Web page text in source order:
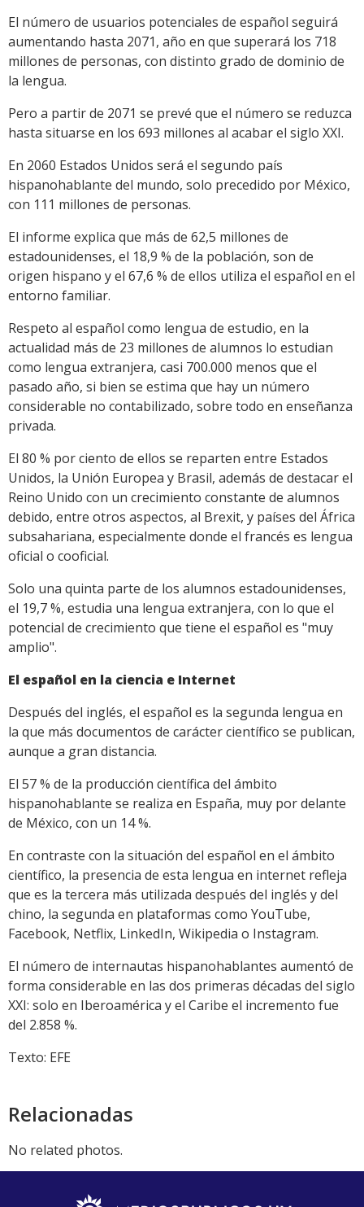
El número de usuarios potenciales de español seguirá
aumentando hasta 2071, año en que superará los 718
millones de personas, con distinto grado de dominio de
la lengua.
Pero a partir de 2071 se prevé que el número se reduzca
hasta situarse en los 693 millones al acabar el siglo XXI.
En 2060 Estados Unidos será el segundo país
hispanohablante del mundo, solo precedido por México,
con 111 millones de personas.
El informe explica que más de 62,5 millones de
estadounidenses, el 18,9 % de la población, son de
origen hispano y el 67,6 % de ellos utiliza el español en el
entorno familiar.
Respeto al español como lengua de estudio, en la
actualidad más de 23 millones de alumnos lo estudian
como lengua extranjera, casi 700.000 menos que el
pasado año, si bien se estima que hay un número
considerable no contabilizado, sobre todo en enseñanza
privada.
El 80 % por ciento de ellos se reparten entre Estados
Unidos, la Unión Europea y Brasil, además de destacar el
Reino Unido con un crecimiento constante de alumnos
debido, entre otros aspectos, al Brexit, y países del África
subsahariana, especialmente donde el francés es lengua
oficial o cooficial.
Solo una quinta parte de los alumnos estadounidenses,
el 19,7 %, estudia una lengua extranjera, con lo que el
potencial de crecimiento que tiene el español es "muy
amplio".
El español en la ciencia e Internet
Después del inglés, el español es la segunda lengua en
la que más documentos de carácter científico se publican,
aunque a gran distancia.
El 57 % de la producción científica del ámbito
hispanohablante se realiza en España, muy por delante
de México, con un 14 %.
En contraste con la situación del español en el ámbito
científico, la presencia de esta lengua en internet refleja
que es la tercera más utilizada después del inglés y del
chino, la segunda en plataformas como YouTube,
Facebook, Netflix, LinkedIn, Wikipedia o Instagram.
El número de internautas hispanohablantes aumentó de
forma considerable en las dos primeras décadas del siglo
XXI: solo en Iberoamérica y el Caribe el incremento fue
del 2.858 %.
Texto: EFE
Relacionadas
No related photos.